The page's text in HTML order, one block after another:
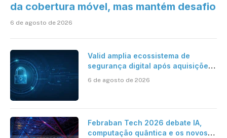
da cobertura móvel, mas mantém desafio
6 de agosto de 2026
Valid amplia ecossistema de
segurança digital após aquisições
6 de agosto de 2026
Febraban Tech 2026 debate IA,
computação quântica e os novos